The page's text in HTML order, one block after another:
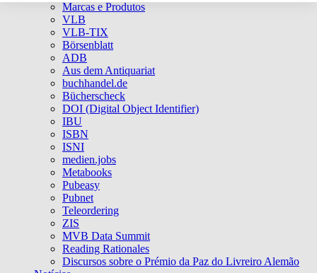
Marcas e Produtos
VLB
VLB-TIX
Börsenblatt
ADB
Aus dem Antiquariat
buchhandel.de
Bücherscheck
DOI (Digital Object Identifier)
IBU
ISBN
ISNI
medien.jobs
Metabooks
Pubeasy
Pubnet
Teleordering
ZIS
MVB Data Summit
Reading Rationales
Discursos sobre o Prémio da Paz do Livreiro Alemão